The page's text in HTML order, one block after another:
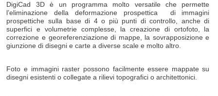
DigiCad 3D è un programma molto versatile che permette
l’eliminazione della deformazione prospettica di immagini
prospettiche sulla base di 4 o più punti di controllo, anche di
superfici e volumetrie complesse, la creazione di ortofoto, la
correzione e georeferenziazione di mappe, la sovrapposizione e
giunzione di disegni e carte a diverse scale e molto altro.
Foto e immagini raster possono facilmente essere mappate su
disegni esistenti o collegate a rilievi topografici o architettonici.